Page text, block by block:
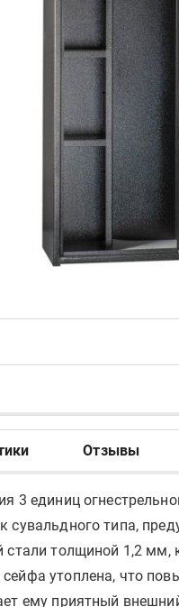
Отзывы
3 единиц
сувальдного типа,
стали толщиной 1,2
утоплена, что
ему приятный